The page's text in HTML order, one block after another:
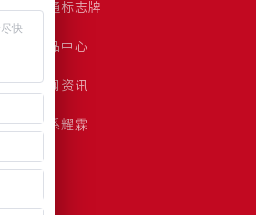
交通标志牌
产品中心
新闻资讯
联系耀霖